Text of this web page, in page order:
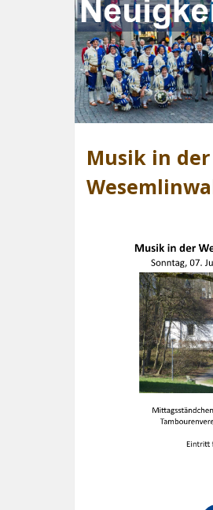
Möchtest Du
Mehr Informationen
Musik in der